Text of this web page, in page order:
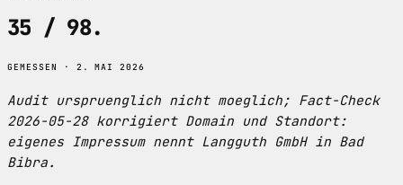
35 / 98.
GEMESSEN · 2. MAI 2026
Audit urspruenglich nicht moeglich; Fact-Check
2026-05-28 korrigiert Domain und Standort:
eigenes Impressum nennt Langguth GmbH in Bad
Bibra.